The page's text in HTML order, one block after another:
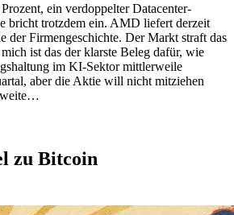
ein verdoppelter Datacenter-
bricht trotzdem ein. AMD liefert derzeit
der Firmengeschichte. Der Markt straft das
ist das der klarste Beleg dafür, wie
im KI-Sektor mittlerweile
aber die Aktie will nicht mitziehen
zu Bitcoin